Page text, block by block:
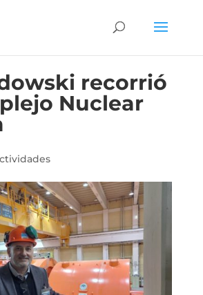
recorrió
Nuclear